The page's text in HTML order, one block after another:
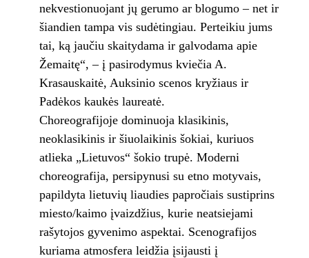
nekvestionuojant jų gerumo ar blogumo – net ir
šiandien tampa vis sudėtingiau. Perteikiu jums
tai, ką jaučiu skaitydama ir galvodama apie
Žemaitę“, – į pasirodymus kviečia A.
Krasauskaitė, Auksinio scenos kryžiaus ir
Padėkos kaukės laureatė.
Choreografijoje dominuoja klasikinis,
neoklasikinis ir šiuolaikinis šokiai, kuriuos
atlieka „Lietuvos“ šokio trupė. Moderni
choreografija, persipynusi su etno motyvais,
papildyta lietuvių liaudies papročiais sustiprins
miesto/kaimo įvaizdžius, kurie neatsiejami
rašytojos gyvenimo aspektai. Scenografijos
kuriama atmosfera leidžia įsijausti į